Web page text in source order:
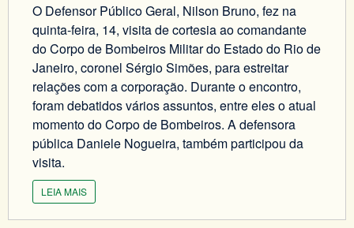
O Defensor Público Geral, Nilson Bruno, fez na
quinta-feira, 14, visita de cortesia ao comandante
do Corpo de Bombeiros Militar do Estado do Rio de
Janeiro, coronel Sérgio Simões, para estreitar
relações com a corporação. Durante o encontro,
foram debatidos vários assuntos, entre eles o atual
momento do Corpo de Bombeiros. A defensora
pública Daniele Nogueira, também participou da
visita.
LEIA MAIS